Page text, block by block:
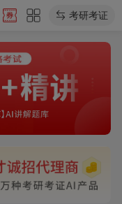
考研考证